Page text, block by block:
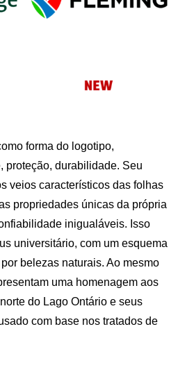
forma do logotipo,
proteção, durabilidade. Seu
veios característicos das folhas
propriedades únicas da própria
inigualáveis. Isso
universitário, com um esquema
belezas naturais. Ao mesmo
uma homenagem aos
do Lago Ontário e seus
com base nos tratados de